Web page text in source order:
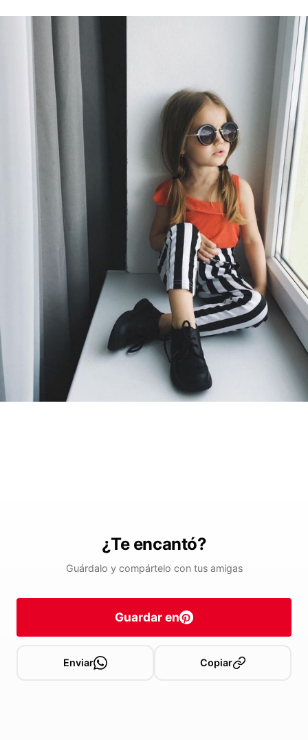
¿Te encantó?
Guárdalo y compártelo con tus amigas
Guardar en
Enviar Copiar